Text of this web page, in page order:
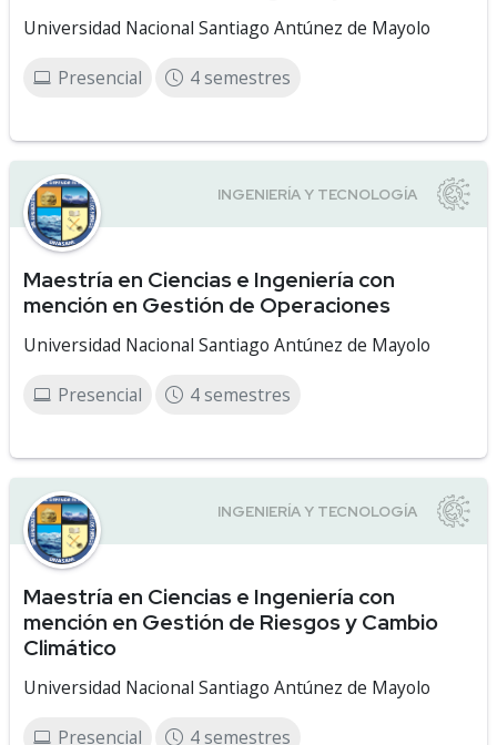
Universidad Nacional Santiago Antúnez de Mayolo
Presencial 4 semestres
Maestría en Ciencias e Ingeniería con
mención en Gestión de Operaciones
Universidad Nacional Santiago Antúnez de Mayolo
Presencial 4 semestres
Maestría en Ciencias e Ingeniería con
mención en Gestión de Riesgos y Cambio
Climático
Universidad Nacional Santiago Antúnez de Mayolo
Presencial 4 semestres